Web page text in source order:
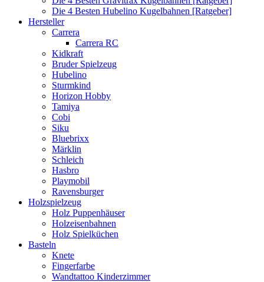
Die 4 Besten Hubelino Kugelbahnen [Ratgeber]
Hersteller
Carrera
Carrera RC
Kidkraft
Bruder Spielzeug
Hubelino
Sturmkind
Horizon Hobby
Tamiya
Cobi
Siku
Bluebrixx
Märklin
Schleich
Hasbro
Playmobil
Ravensburger
Holzspielzeug
Holz Puppenhäuser
Holzeisenbahnen
Holz Spielküchen
Basteln
Knete
Fingerfarbe
Wandtattoo Kinderzimmer